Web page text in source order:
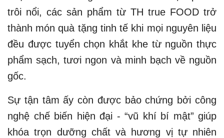
trôi nổi, các sản phẩm từ TH true FOOD trở
thành món quà tặng tinh tế khi mọi nguyên liệu
đều được tuyển chọn khắt khe từ nguồn thực
phẩm sạch, tươi ngon và minh bạch về nguồn
gốc.
Sự tận tâm ấy còn được bảo chứng bởi công
nghệ chế biến hiện đại - “vũ khí bí mật” giúp
khóa trọn dưỡng chất và hương vị tự nhiên